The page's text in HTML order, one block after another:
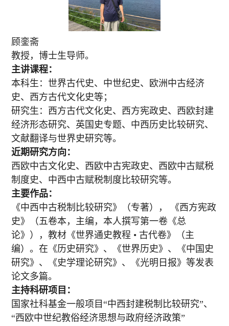
顾銮斋
教授，博士生导师。
主讲课程：
本科生：世界古代史、中世纪史、欧洲中古经济
史、西方古代文化史等；
研究生：西方古代文化史、西方宪政史、西欧封建
经济形态研究、英国史专题、中西历史比较研究、
文献翻译与世界史研究等。
近期研究方向：
西欧中古文化史、西欧中古宪政史、西欧中古赋税
制度史、中西中古赋税制度比较研究等。
主要作品：
《中西中古税制比较研究》（专著）， 《西方宪政
史》（五卷本，主编，本人撰写第一卷《总
论》），教材《世界通史教程 • 古代卷》（主
编）。在《历史研究》、《世界历史》、《中国史
研究》、《史学理论研究》、《光明日报》等发表
论文多篇。
主持科研项目：
国家社科基金一般项目“中西封建税制比较研究”、
“西欧中世纪教俗经济思想与政府经济政策”